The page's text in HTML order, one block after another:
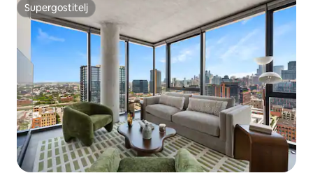
Supergostitelj
Supergostitelj